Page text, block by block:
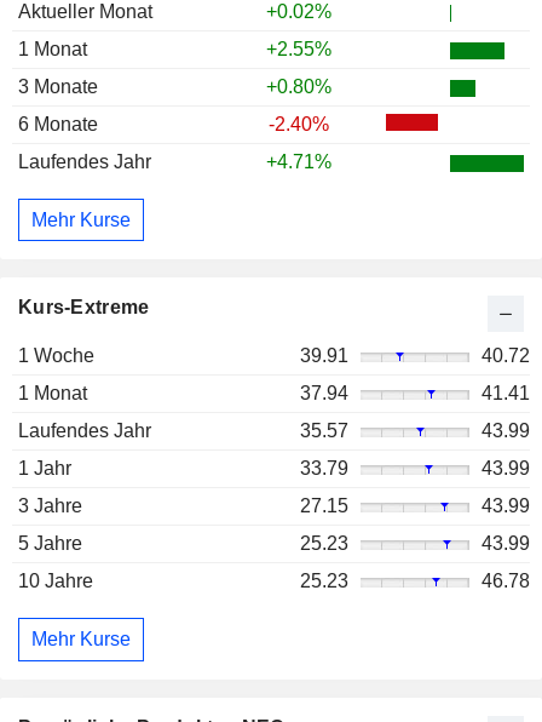
Aktueller Monat
+0.02%
1 Monat
+2.55%
3 Monate
+0.80%
6 Monate
-2.40%
Laufendes Jahr
+4.71%
Mehr Kurse
Kurs-Extreme
1 Woche 39.91
40.72
1 Monat
37.94
41.41
Laufendes Jahr
35.57
43.99
1 Jahr
33.79
43.99
3 Jahre
27.15
43.99
5 Jahre
25.23
43.99
10 Jahre
25.23 46.78
Mehr Kurse